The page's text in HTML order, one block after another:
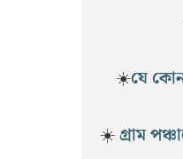
☀️যে
☀️ গ্রাম